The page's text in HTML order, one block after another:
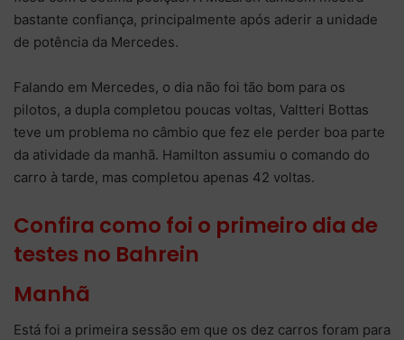
bastante confiança, principalmente após aderir a unidade
de potência da Mercedes.
Falando em Mercedes, o dia não foi tão bom para os
pilotos, a dupla completou poucas voltas, Valtteri Bottas
teve um problema no câmbio que fez ele perder boa parte
da atividade da manhã. Hamilton assumiu o comando do
carro à tarde, mas completou apenas 42 voltas.
Confira como foi o primeiro dia de
testes no Bahrein
Manhã
Está foi a primeira sessão em que os dez carros foram para